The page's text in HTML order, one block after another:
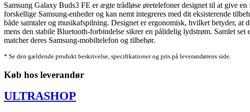
Samsung Galaxy Buds3 FE er ægte trådløse øretelefoner designet til at give
forskellige Samsung-enheder og kan nemt integreres med dit eksisterende
både samtaler og musikafspilning. Designet er ergonomisk, hvilket betyder,
mens den stabile Bluetooth-forbindelse sikrer en pålidelig lydstrøm. Samlet
matcher deres Samsung-mobiltelefon og tilbehør.
* Se den gældende produkt beskrivelse, specifikationer og pris på leverandørens side.
Køb hos leverandør
ULTRASHOP